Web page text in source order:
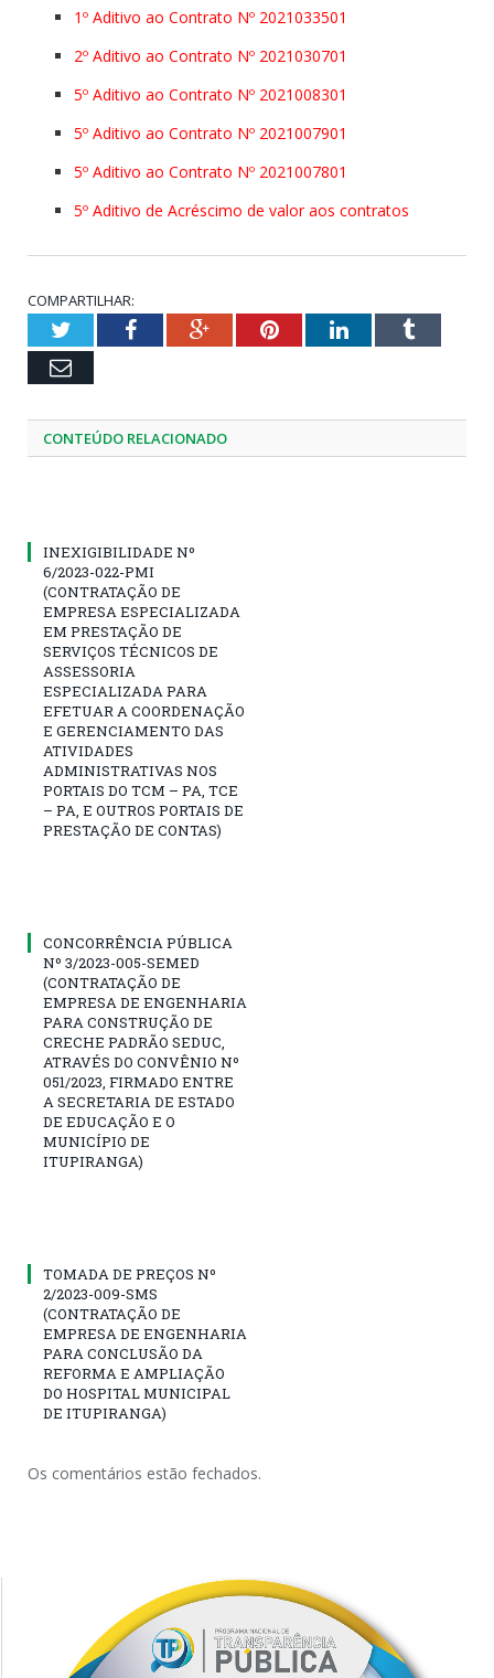
1º Aditivo ao Contrato Nº 2021033501
2º Aditivo ao Contrato Nº 2021030701
5º Aditivo ao Contrato Nº 2021008301
5º Aditivo ao Contrato Nº 2021007901
5º Aditivo ao Contrato Nº 2021007801
5º Aditivo de Acréscimo de valor aos contratos
COMPARTILHAR:
TwitterFacebookGoogle+PinterestLinkedInTumblr
Email
CONTEÚDO RELACIONADO
INEXIGIBILIDADE Nº
6/2023-022-PMI
(CONTRATAÇÃO DE
EMPRESA ESPECIALIZADA
EM PRESTAÇÃO DE
SERVIÇOS TÉCNICOS DE
ASSESSORIA
ESPECIALIZADA PARA
EFETUAR A COORDENAÇÃO
E GERENCIAMENTO DAS
ATIVIDADES
ADMINISTRATIVAS NOS
PORTAIS DO TCM – PA, TCE
– PA, E OUTROS PORTAIS DE
PRESTAÇÃO DE CONTAS)
CONCORRÊNCIA PÚBLICA
Nº 3/2023-005-SEMED
(CONTRATAÇÃO DE
EMPRESA DE ENGENHARIA
PARA CONSTRUÇÃO DE
CRECHE PADRÃO SEDUC,
ATRAVÉS DO CONVÊNIO Nº
051/2023, FIRMADO ENTRE
A SECRETARIA DE ESTADO
DE EDUCAÇÃO E O
MUNICÍPIO DE
ITUPIRANGA)
TOMADA DE PREÇOS Nº
2/2023-009-SMS
(CONTRATAÇÃO DE
EMPRESA DE ENGENHARIA
PARA CONCLUSÃO DA
REFORMA E AMPLIAÇÃO
DO HOSPITAL MUNICIPAL
DE ITUPIRANGA)
Os comentários estão fechados.